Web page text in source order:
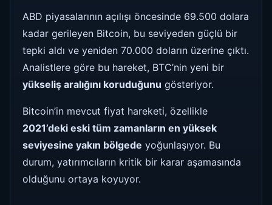
ABD piyasalarının açılışı öncesinde 69.500 dolara
kadar gerileyen Bitcoin, bu seviyeden güçlü bir
tepki aldı ve yeniden 70.000 doların üzerine çıktı.
Analistlere göre bu hareket, BTC’nin yeni bir
yükseliş aralığını koruduğunu gösteriyor.
Bitcoin’in mevcut fiyat hareketi, özellikle
2021’deki eski tüm zamanların en yüksek
seviyesine yakın bölgede yoğunlaşıyor. Bu
durum, yatırımcıların kritik bir karar aşamasında
olduğunu ortaya koyuyor.